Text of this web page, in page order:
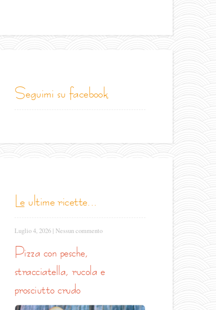
seguimi su facebook
le ultime ricette...
Luglio 4, 2026 | Nessun commento
pizza con pesche,
stracciatella, rucola e
prosciutto crudo